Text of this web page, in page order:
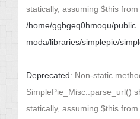
statically, assuming $this
/home/ggbgeq0hmoqu/
moda/libraries/simplepie/
Deprecated: Non-static
SimplePie_Misc::parse_url()
statically, assuming $this